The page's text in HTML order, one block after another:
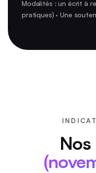
Modalités : un écrit à
pratiques) · Une